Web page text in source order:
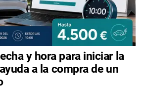
y hora para iniciar la
a la compra de un